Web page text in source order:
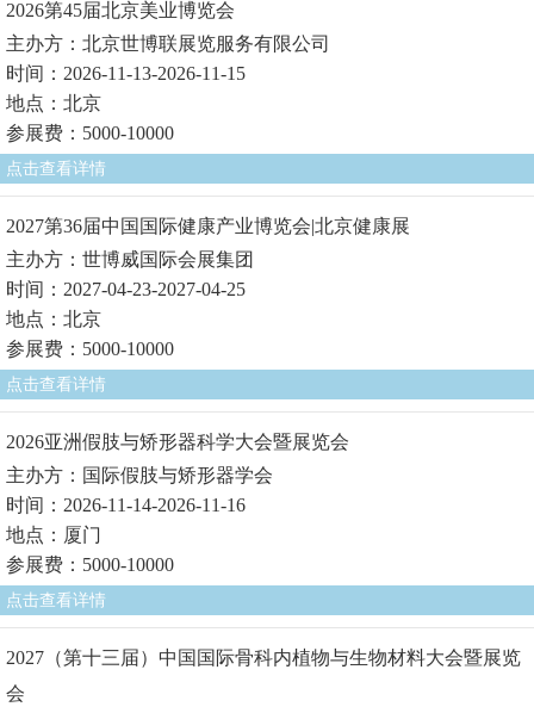
2026第45届北京美业博览会
主办方：北京世博联展览服务有限公司
时间：2026-11-13-2026-11-15
地点：北京
参展费：5000-10000
点击查看详情
2027第36届中国国际健康产业博览会|北京健康展
主办方：世博威国际会展集团
时间：2027-04-23-2027-04-25
地点：北京
参展费：5000-10000
点击查看详情
2026亚洲假肢与矫形器科学大会暨展览会
主办方：国际假肢与矫形器学会
时间：2026-11-14-2026-11-16
地点：厦门
参展费：5000-10000
点击查看详情
2027（第十三届）中国国际骨科内植物与生物材料大会暨展览
会